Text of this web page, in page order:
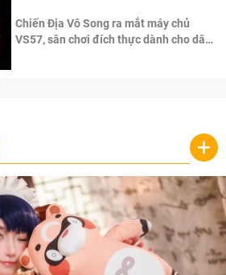
Chiến Địa Vô Song ra mắt máy chủ
VS57, sân chơi đích thực dành cho dân
+